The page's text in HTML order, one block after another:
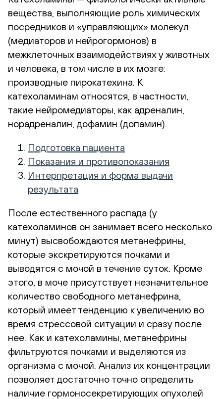
вещества, выполняющие роль химических
посредников и «управляющих» молекул
(медиаторов и нейрогормонов) в
межклеточных взаимодействиях у животных
и человека, в том числе в их мозге;
производные пирокатехина. К
катехоламинам относятся, в частности,
такие нейромедиаторы, как адреналин,
норадреналин, дофамин (допамин).
Подготовка пациента
Показания и противопоказания
Интерпретация и форма выдачи
результата
После естественного распада (у
катехоламинов он занимает всего несколько
минут) высвобождаются метанефрины,
которые экскретируются почками и
выводятся с мочой в течение суток. Кроме
этого, в моче присутствует незначительное
количество свободного метанефрина,
который имеет тенденцию к увеличению во
время стрессовой ситуации и сразу после
нее. Как и катехоламины, метанефрины
фильтруются почками и выделяются из
организма с мочой. Анализ их концентрации
позволяет достаточно точно определить
наличие гормоносекретирующих опухолей